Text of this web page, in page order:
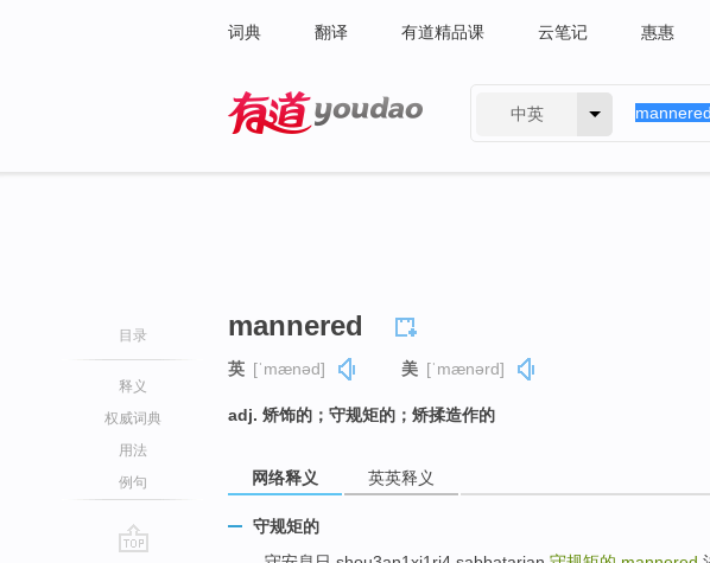
词典 翻译 有道精品课 云笔记 惠惠
中英
目录
释义
权威词典
用法
例句
mannered
英 [ˈmænəd] 美 [ˈmænərd]
adj. 矫饰的；守规矩的；矫揉造作的
网络释义 英英释义
守规矩的